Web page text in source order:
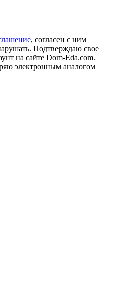
, согласен с ним
Подтверждаю свое
на сайте Dom-Eda.com.
электронным аналогом